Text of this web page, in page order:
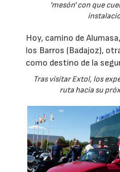
'mesón' con que
Hoy, camino de
los Barros (Badajoz),
como destino de la
Tras visitar Extol, los
ruta hacia su